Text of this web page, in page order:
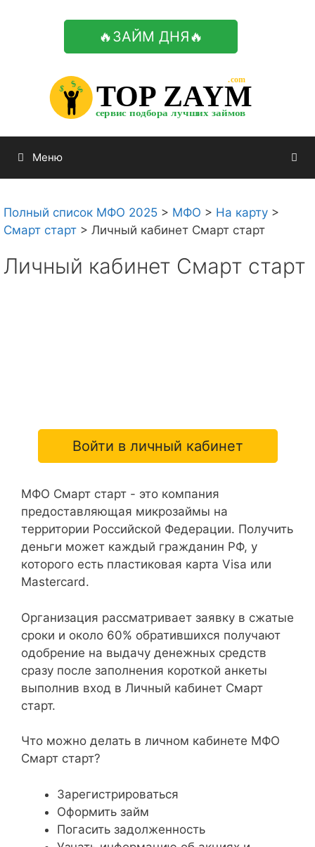
🔥ЗАЙМ ДНЯ🔥
TOP ZAYM
сервис подбора лучших займов
.com
$
$
$
Меню
Полный список МФО 2025 > МФО > На карту >
Смарт старт > Личный кабинет Смарт старт
Личный кабинет Смарт старт
Войти в личный кабинет
МФО Смарт старт - это компания
предоставляющая микрозаймы на
территории Российской Федерации. Получить
деньги может каждый гражданин РФ, у
которого есть пластиковая карта Visa или
Mastercard.
Организация рассматривает заявку в сжатые
сроки и около 60% обратившихся получают
одобрение на выдачу денежных средств
сразу после заполнения короткой анкеты
выполнив вход в Личный кабинет Смарт
старт.
Что можно делать в личном кабинете МФО
Смарт старт?
Зарегистрироваться
Оформить займ
Погасить задолженность